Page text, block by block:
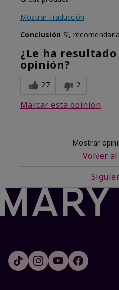
Mostrar Traducción
Conclusión Sí,
¿Le ha
opinión?
27 2
Marcar esta opinión
Mostrar
Volver